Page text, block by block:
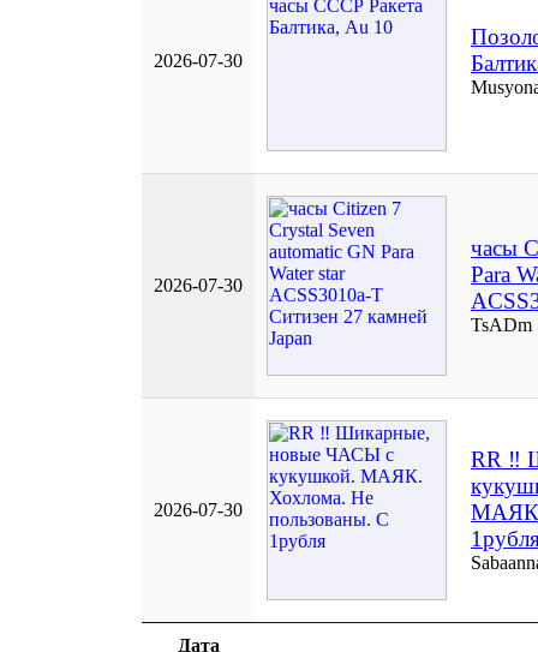
Дата
2026-07-30
2026-07-30
часы
Para
TsADm
2026-07-30
RR ‼️
МАЯК.